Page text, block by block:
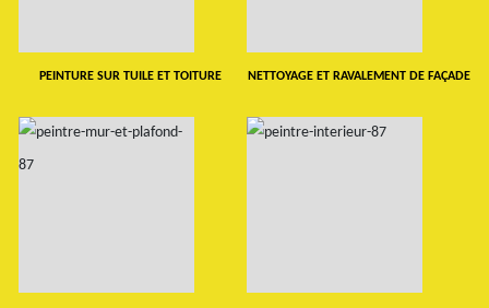
PEINTURE SUR TUILE ET TOITURE NETTOYAGE ET RAVALEMENT DE FAÇADE